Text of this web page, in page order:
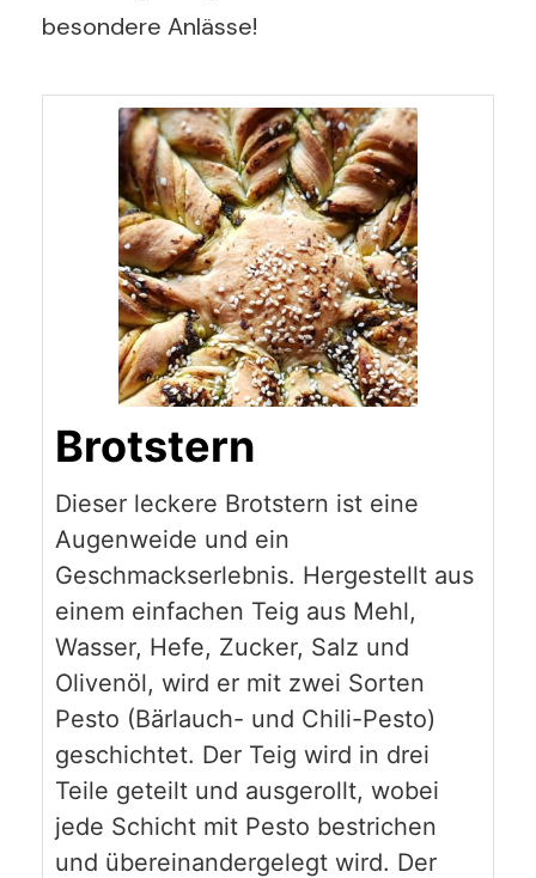
besondere Anlässe!
Brotstern
Dieser leckere Brotstern ist eine
Augenweide und ein
Geschmackserlebnis. Hergestellt aus
einem einfachen Teig aus Mehl,
Wasser, Hefe, Zucker, Salz und
Olivenöl, wird er mit zwei Sorten
Pesto (Bärlauch- und Chili-Pesto)
geschichtet. Der Teig wird in drei
Teile geteilt und ausgerollt, wobei
jede Schicht mit Pesto bestrichen
und übereinandergelegt wird. Der